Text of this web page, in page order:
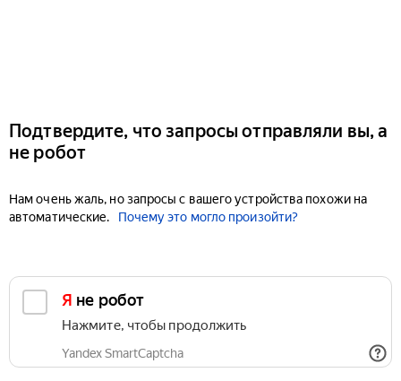
Подтвердите, что запросы отправляли вы, а
не робот
Нам очень жаль, но запросы с вашего устройства похожи на
автоматические.
Почему это могло произойти?
Я не робот
Нажмите, чтобы продолжить
Yandex SmartCaptcha